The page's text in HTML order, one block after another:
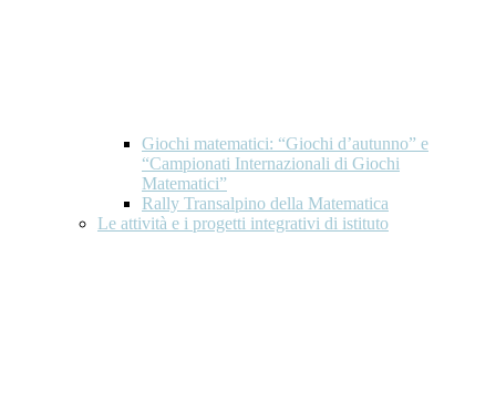
Giochi matematici: “Giochi d’autunno” e
“Campionati Internazionali di Giochi
Matematici”
Rally Transalpino della Matematica
Le attività e i progetti integrativi di istituto